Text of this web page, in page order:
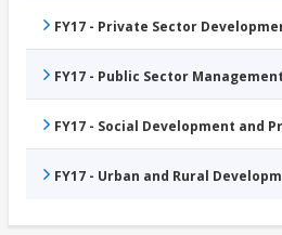
FY17 - Private Sector
FY17 - Public Sector Management
FY17 - Social Development and
FY17 - Urban and Rural